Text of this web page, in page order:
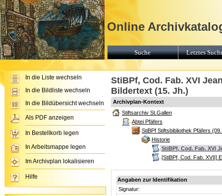
StiBPf, Cod. Fab. XVI
Bildertext (15. Jh.)
Archivplan-Kontext
Stiftsarchiv St.Gallen
Abtei Pfäfers
StiBPf Stiftsbibliothek Pfäfers
Historie
StiBPf, Cod. Fab. XVI
[StiBPf, Cod. Fab. XVII]
Angaben zur Identifikation
Signatur:
Online
Suche Letztes
In die Liste wechseln
In die Bildliste wechseln
In die Bildübersicht wechseln
Als PDF anzeigen
In Bestellkorb legen
In Arbeitsmappe legen
Im Archivplan lokalisieren
Hilfe